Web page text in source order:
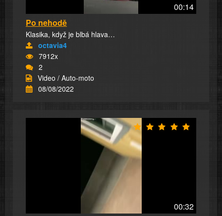
00:14
Po nehodě
Klasika, když je blbá hlava…
octavia4
7912x
2
Video / Auto-moto
08/08/2022
00:32